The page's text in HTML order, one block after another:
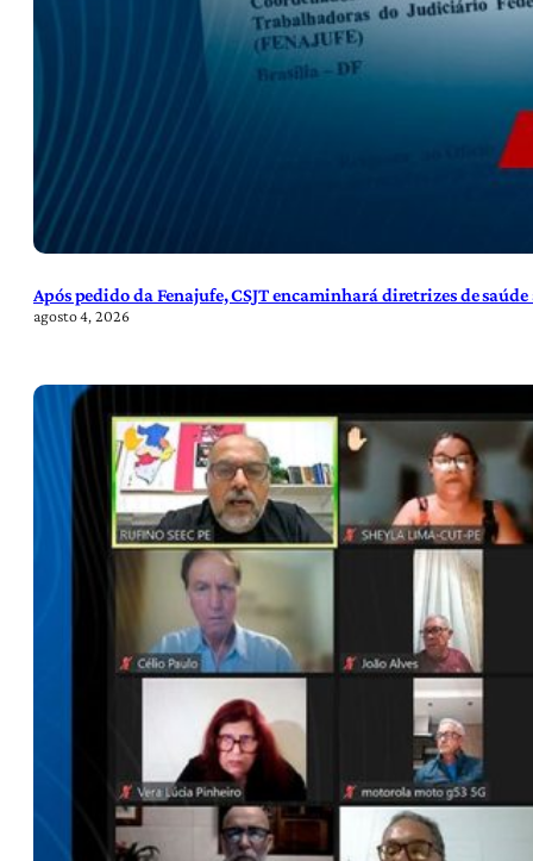
Após pedido da Fenajufe, CSJT encaminhará diretrizes de
agosto 4, 2026